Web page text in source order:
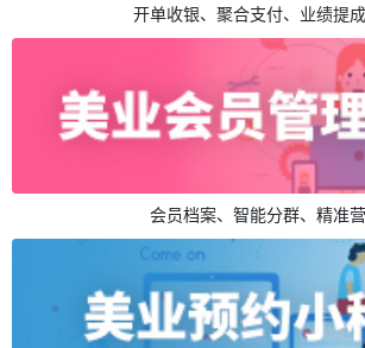
开单收银、聚合支付、业绩提
会员档案、智能分群、精准